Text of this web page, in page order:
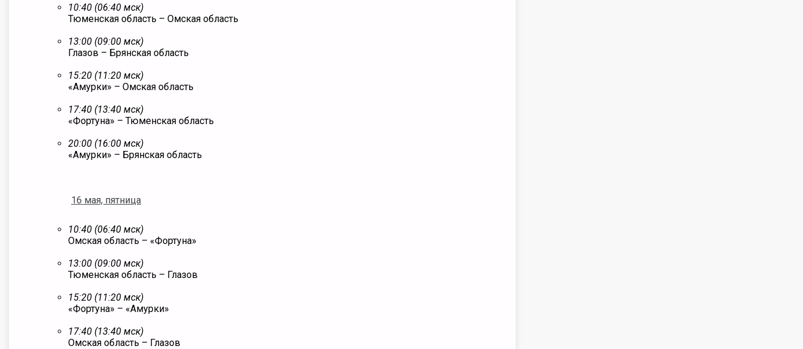
10:40 (06:40 мск)
Тюменская область – Омская область
13:00 (09:00 мск)
Глазов – Брянская область
15:20 (11:20 мск)
«Амурки» – Омская область
17:40 (13:40 мск)
«Фортуна» – Тюменская область
20:00 (16:00 мск)
«Амурки» – Брянская область
16 мая, пятница
10:40 (06:40 мск)
Омская область – «Фортуна»
13:00 (09:00 мск)
Тюменская область – Глазов
15:20 (11:20 мск)
«Фортуна» – «Амурки»
17:40 (13:40 мск)
Омская область – Глазов